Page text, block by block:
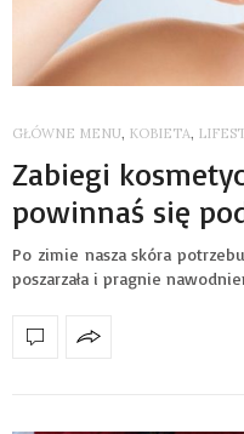
GŁÓWNE MENU KOBIETA
Zabiegi
powinnaś się
Po zimie nasza skóra
poszarzała i pragnie